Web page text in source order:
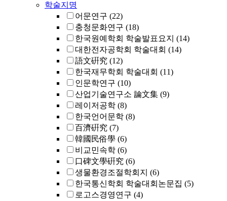
학술지명
어문연구 (22)
충청문화연구 (18)
한국원예학회 학술발표요지 (14)
대한전자공학회 학술대회 (14)
語文硏究 (12)
한국재무학회 학술대회 (11)
인문학연구 (10)
산업기술연구소 論文集 (9)
레이저공학 (8)
한국언어문학 (8)
百濟硏究 (7)
韓國民俗學 (6)
비교민속학 (6)
口碑文學硏究 (6)
생물환경조절학회지 (6)
한국통신학회 학술대회논문집 (5)
로고스경영연구 (4)